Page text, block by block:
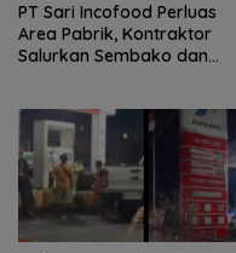
PT Sari Incofood Perluas
Area Pabrik, Kontraktor
Salurkan Sembako dan